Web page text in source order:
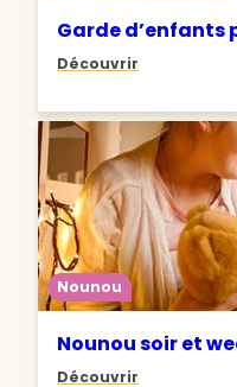
Garde d’enfants
Découvrir
Nounou
Nounou soir et
Découvrir